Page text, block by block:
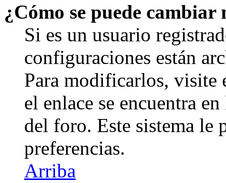
¿Cómo se puede
Si es un usuario
configuraciones están
Para modificarlos, visite
el enlace se encuentra
del foro. Este sistema le
preferencias.
Arriba